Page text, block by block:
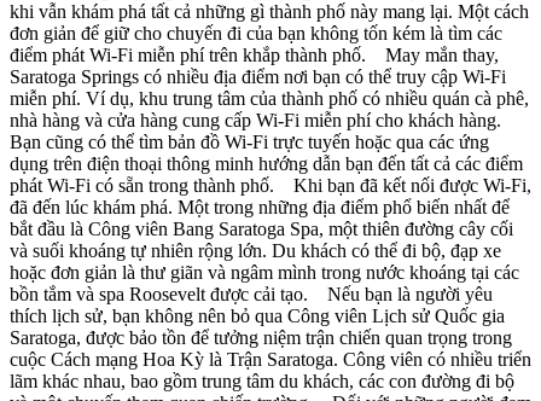
khi vẫn khám phá tất cả những gì thành phố này mang lại. Một cách
đơn giản để giữ cho chuyến đi của bạn không tốn kém là tìm các
điểm phát Wi-Fi miễn phí trên khắp thành phố. May mắn thay,
Saratoga Springs có nhiều địa điểm nơi bạn có thể truy cập Wi-Fi
miễn phí. Ví dụ, khu trung tâm của thành phố có nhiều quán cà phê,
nhà hàng và cửa hàng cung cấp Wi-Fi miễn phí cho khách hàng.
Bạn cũng có thể tìm bản đồ Wi-Fi trực tuyến hoặc qua các ứng
dụng trên điện thoại thông minh hướng dẫn bạn đến tất cả các điểm
phát Wi-Fi có sẵn trong thành phố. Khi bạn đã kết nối được Wi-Fi,
đã đến lúc khám phá. Một trong những địa điểm phổ biến nhất để
bắt đầu là Công viên Bang Saratoga Spa, một thiên đường cây cối
và suối khoáng tự nhiên rộng lớn. Du khách có thể đi bộ, đạp xe
hoặc đơn giản là thư giãn và ngâm mình trong nước khoáng tại các
bồn tắm và spa Roosevelt được cải tạo. Nếu bạn là người yêu
thích lịch sử, bạn không nên bỏ qua Công viên Lịch sử Quốc gia
Saratoga, được bảo tồn để tưởng niệm trận chiến quan trọng trong
cuộc Cách mạng Hoa Kỳ là Trận Saratoga. Công viên có nhiều triển
lãm khác nhau, bao gồm trung tâm du khách, các con đường đi bộ